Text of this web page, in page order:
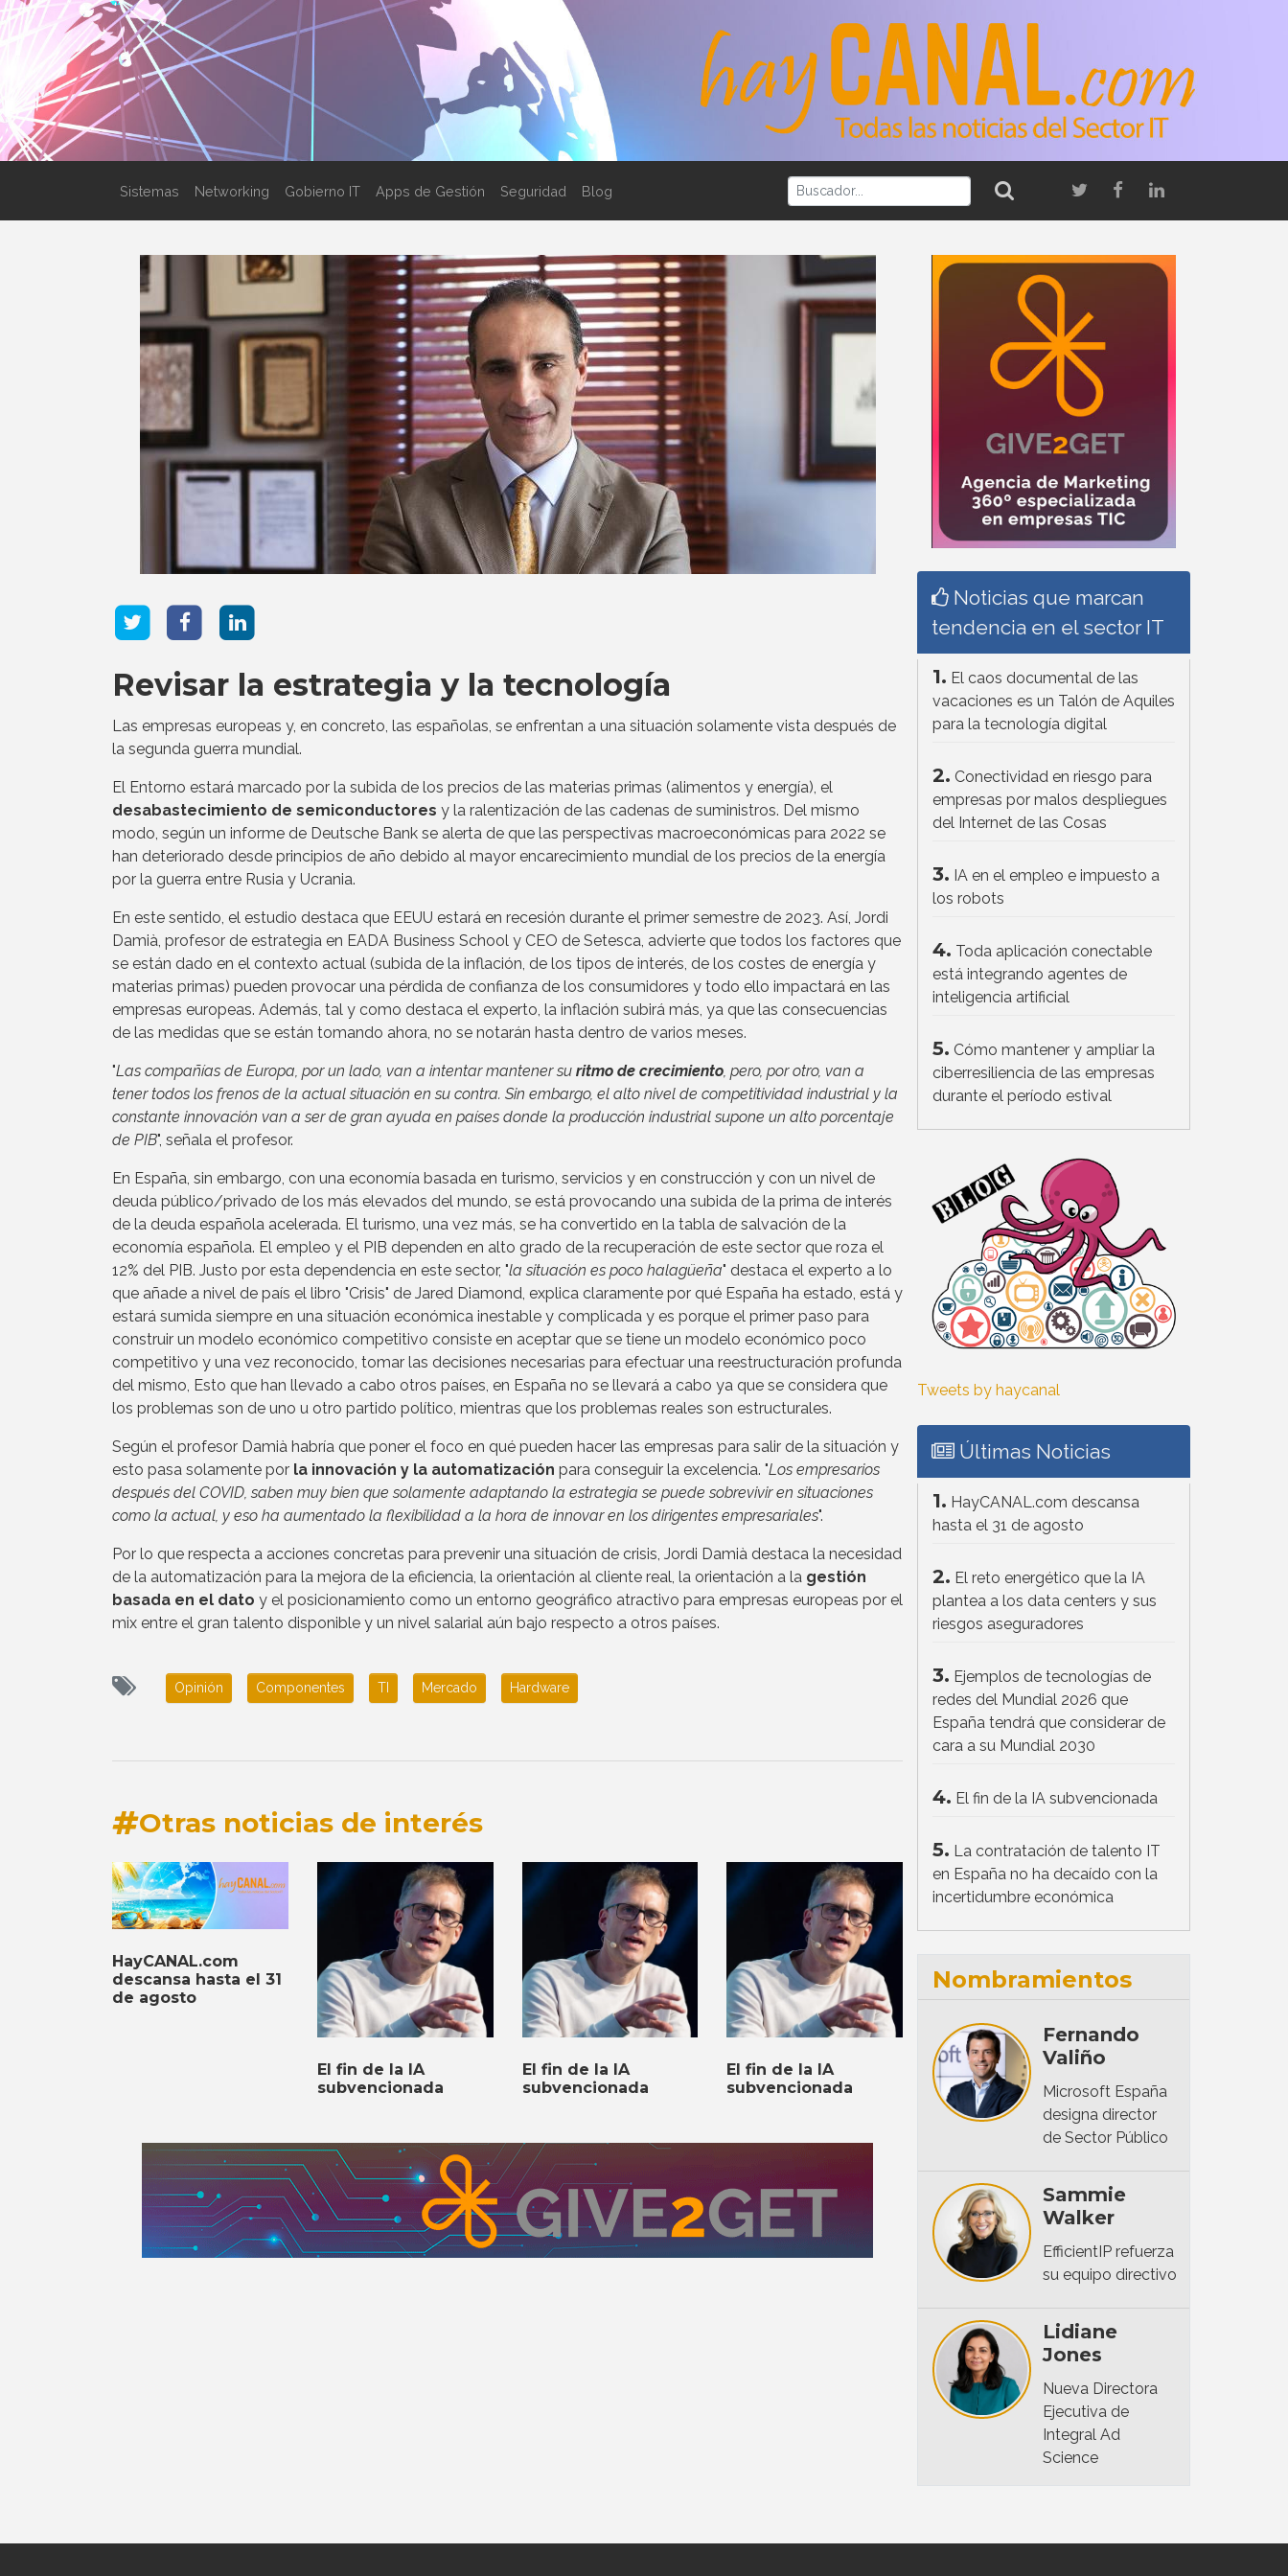
Sistemas Networking Gobierno IT Apps de Gestión Seguridad Blog
Revisar la estrategia y la tecnología
Las empresas europeas y, en concreto, las españolas, se enfrentan a una situación solamente vista después de
la segunda guerra mundial.
El Entorno estará marcado por la subida de los precios de las materias primas (alimentos y energía), el
desabastecimiento de semiconductores y la ralentización de las cadenas de suministros. Del mismo
modo, según un informe de Deutsche Bank se alerta de que las perspectivas macroeconómicas para 2022 se
han deteriorado desde principios de año debido al mayor encarecimiento mundial de los precios de la energía
por la guerra entre Rusia y Ucrania.
En este sentido, el estudio destaca que EEUU estará en recesión durante el primer semestre de 2023. Así, Jordi
Damià, profesor de estrategia en EADA Business School y CEO de Setesca, advierte que todos los factores que
se están dado en el contexto actual (subida de la inflación, de los tipos de interés, de los costes de energía y
materias primas) pueden provocar una pérdida de confianza de los consumidores y todo ello impactará en las
empresas europeas. Además, tal y como destaca el experto, la inflación subirá más, ya que las consecuencias
de las medidas que se están tomando ahora, no se notarán hasta dentro de varios meses.
"Las compañías de Europa, por un lado, van a intentar mantener su ritmo de crecimiento , pero, por otro, van a
tener todos los frenos de la actual situación en su contra. Sin embargo, el alto nivel de competitividad industrial y la
constante innovación van a ser de gran ayuda en países donde la producción industrial supone un alto porcentaje
de PIB", señala el profesor.
En España, sin embargo, con una economía basada en turismo, servicios y en construcción y con un nivel de
deuda público/privado de los más elevados del mundo, se está provocando una subida de la prima de interés
de la deuda española acelerada. El turismo, una vez más, se ha convertido en la tabla de salvación de la
economía española. El empleo y el PIB dependen en alto grado de la recuperación de este sector que roza el
12% del PIB. Justo por esta dependencia en este sector, "la situación es poco halagüeña" destaca el experto a lo
que añade a nivel de país el libro "Crisis" de Jared Diamond, explica claramente por qué España ha estado, está y
estará sumida siempre en una situación económica inestable y complicada y es porque el primer paso para
construir un modelo económico competitivo consiste en aceptar que se tiene un modelo económico poco
competitivo y una vez reconocido, tomar las decisiones necesarias para efectuar una reestructuración profunda
del mismo, Esto que han llevado a cabo otros países, en España no se llevará a cabo ya que se considera que
los problemas son de uno u otro partido político, mientras que los problemas reales son estructurales.
Según el profesor Damià habría que poner el foco en qué pueden hacer las empresas para salir de la situación y
esto pasa solamente por la innovación y la automatización para conseguir la excelencia. "Los empresarios
después del COVID, saben muy bien que solamente adaptando la estrategia se puede sobrevivir en situaciones
como la actual, y eso ha aumentado la flexibilidad a la hora de innovar en los dirigentes empresariales".
Por lo que respecta a acciones concretas para prevenir una situación de crisis, Jordi Damià destaca la necesidad
de la automatización para la mejora de la eficiencia, la orientación al cliente real, la orientación a la gestión
basada en el dato y el posicionamiento como un entorno geográfico atractivo para empresas europeas por el
mix entre el gran talento disponible y un nivel salarial aún bajo respecto a otros países.
Opinión Componentes TI Mercado Hardware
Otras noticias de interés
HayCANAL.com
descansa hasta el 31
de agosto
El fin de la IA
subvencionada
El fin de la IA
subvencionada
El fin de la IA
subvencionada
Noticias que marcan
tendencia en el sector IT
1. El caos documental de las
vacaciones es un Talón de Aquiles
para la tecnología digital
2. Conectividad en riesgo para
empresas por malos despliegues
del Internet de las Cosas
3. IA en el empleo e impuesto a
los robots
4. Toda aplicación conectable
está integrando agentes de
inteligencia artificial
5. Cómo mantener y ampliar la
ciberresiliencia de las empresas
durante el período estival
Tweets by haycanal
Últimas Noticias
1. HayCANAL.com descansa
hasta el 31 de agosto
2. El reto energético que la IA
plantea a los data centers y sus
riesgos aseguradores
3. Ejemplos de tecnologías de
redes del Mundial 2026 que
España tendrá que considerar de
cara a su Mundial 2030
4. El fin de la IA subvencionada
5. La contratación de talento IT
en España no ha decaído con la
incertidumbre económica
Nombramientos
Fernando
Valiño
Microsoft España
designa director
de Sector Público
Sammie
Walker
EfficientIP refuerza
su equipo directivo
Lidiane
Jones
Nueva Directora
Ejecutiva de
Integral Ad
Science